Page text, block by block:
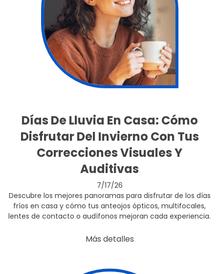
Días De Lluvia En Casa: Cómo
Disfrutar Del Invierno Con Tus
Correcciones Visuales Y
Auditivas
7/17/26
Descubre los mejores panoramas para disfrutar de los días
fríos en casa y cómo tus anteojos ópticos, multifocales,
lentes de contacto o audífonos mejoran cada experiencia.
Más detalles